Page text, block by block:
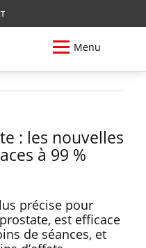
Menu
: les nouvelles
à 99 %
précise pour
est efficace
de séances, et